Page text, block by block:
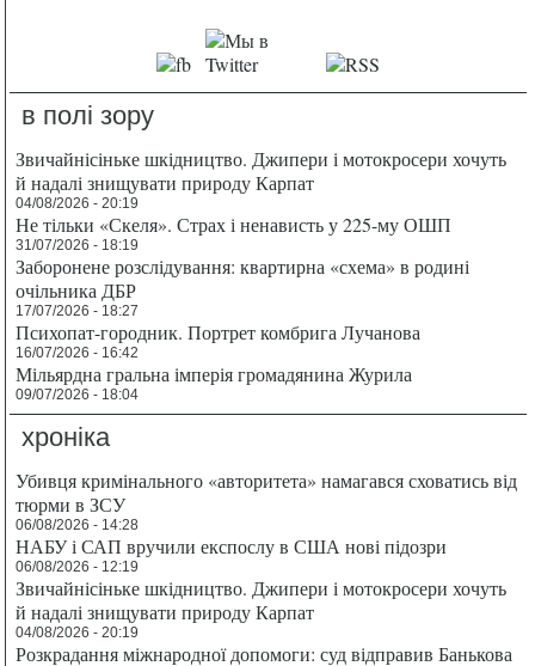
в полі зору
Звичайнісіньке шкідництво. Джипери і мотокросери хочуть
й надалі знищувати природу Карпат
04/08/2026 - 20:19
Не тільки «Скеля». Страх і ненависть у 225-му ОШП
31/07/2026 - 18:19
Заборонене розслідування: квартирна «схема» в родині
очільника ДБР
17/07/2026 - 18:27
Психопат-городник. Портрет комбрига Лучанова
16/07/2026 - 16:42
Мільярдна гральна імперія громадянина Журила
09/07/2026 - 18:04
хроніка
Убивця кримінального «авторитета» намагався сховатись від
тюрми в ЗСУ
06/08/2026 - 14:28
НАБУ і САП вручили експослу в США нові підозри
06/08/2026 - 12:19
Звичайнісіньке шкідництво. Джипери і мотокросери хочуть
й надалі знищувати природу Карпат
04/08/2026 - 20:19
Розкрадання міжнародної допомоги: суд відправив Банькова